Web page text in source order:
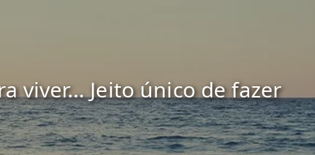
viver... Jeito único de fazer